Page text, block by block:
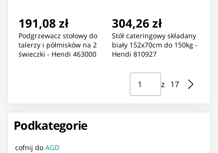
Podkategorie
cofnij do AGD
191,08 zł
Podgrzewacz stołowy do
talerzy i półmisków na 2
świeczki - Hendi 463000
304,26 zł
Stół cateringowy składany
biały 152x70cm do 150kg -
Hendi 810927
Strona ⁨1⁩ z ⁨17⁩
z ⁨17⁩
Przejdź do strony